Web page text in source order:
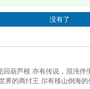
没有了
葫芦根 亦有传说，混沌伴
界的商纣王 尔有移山倒海